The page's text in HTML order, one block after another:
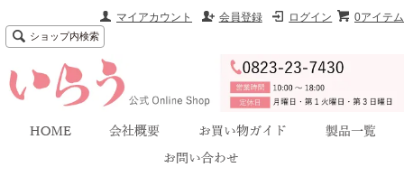
0アイテム
ログイン
会員登録
マイアカウント
ショップ内検索